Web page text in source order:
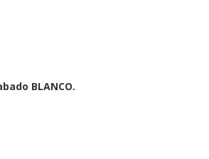
BLANCO.